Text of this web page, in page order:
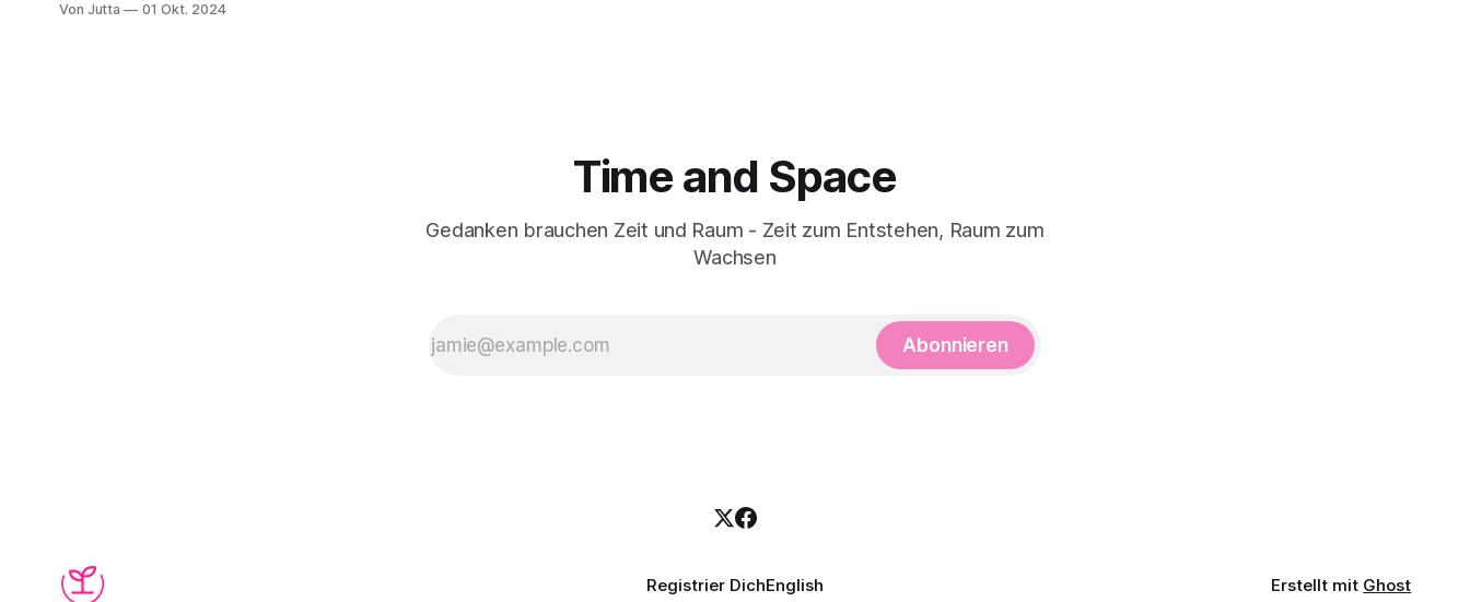
auf offener Bühne. Lies mit, wenn
Von Jutta 01 Okt. 2024
Time and Space
Gedanken brauchen Zeit und Raum - Zeit zum Entstehen, Raum zum
Wachsen
Abonnieren
Registrier DichEnglish Erstellt mit Ghost